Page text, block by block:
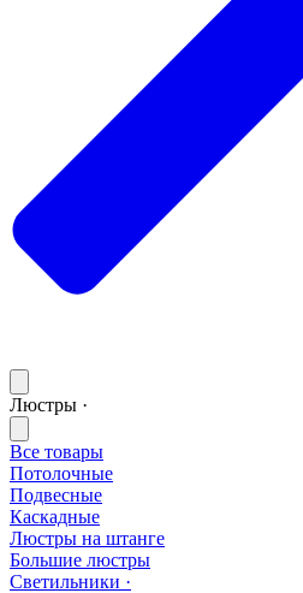
Люстры ·
Все товары
Потолочные
Подвесные
Каскадные
Люстры на штанге
Большие люстры
Светильники ·